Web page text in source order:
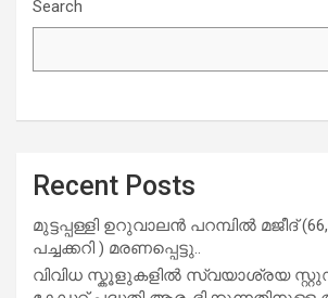
Search
Recent Posts
മുട്ടപ്പള്ളി ഉറുവാലൻ പറമ്പിൽ മജീദ്
പച്ചക്കറി ) മരണപ്പെട്ടു..
വിവിധ സ്കൂളുകളില്‍ സ്വയാശ്രയ